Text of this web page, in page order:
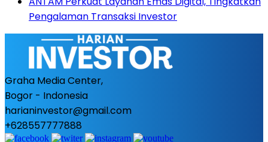
Pengalaman Transaksi Investor
Graha Media Center,
Bogor - Indonesia
harianinvestor@gmail.com
+628557777888